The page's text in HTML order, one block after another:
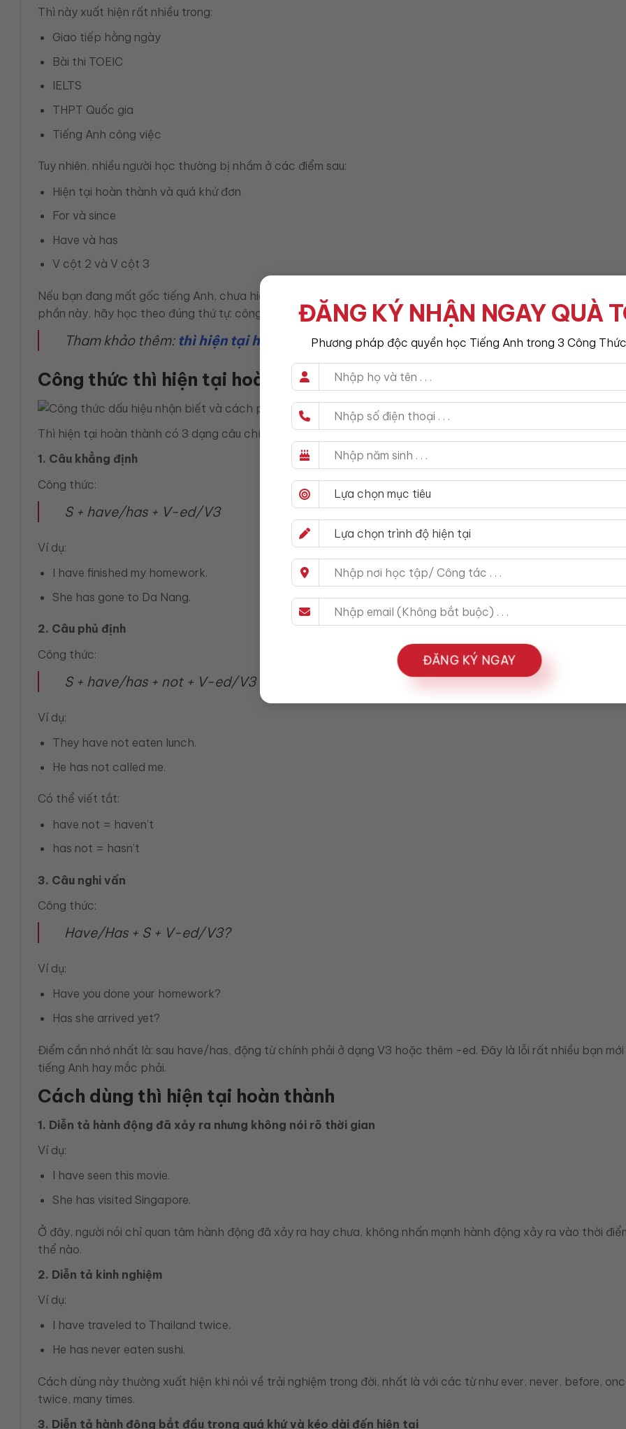
ĐĂNG KÝ NHẬN NGAY QUÀ
Phương pháp độc quyền học Tiếng Anh trong 3 Công
ĐĂNG KÝ NGAY
Thì này xuất hiện rất nhiều trong:
Giao tiếp hằng ngày
Bài thi TOEIC
IELTS
THPT Quốc gia
Tiếng Anh công việc
Tuy nhiên, nhiều người học thường bị nhầm ở các điểm sau:
Hiện tại hoàn thành và quá khứ đơn
For và since
Have và has
V cột 2 và V cột 3
Nếu bạn đang mất gốc tiếng Anh, chưa hiểu bản chất của thì hiện tại hoàn thành hoặc thường xuyên làm sai
phần này, hãy học theo đúng thứ tự: công thức, cách dùng, dấu hiệu, lỗi sai, sau đó mới luyện bài tập.
Tham khảo thêm: thì hiện tại hoàn thành
Công thức thì hiện tại hoàn thành
Thì hiện tại hoàn thành có 3 dạng câu chính: khẳng định, phủ định và nghi vấn.
1. Câu khẳng định
Công thức:
S + have/has + V-ed/V3
Ví dụ:
I have finished my homework.
She has gone to Da Nang.
2. Câu phủ định
Công thức:
S + have/has + not + V-ed/V3
Ví dụ:
They have not eaten lunch.
He has not called me.
Có thể viết tắt:
have not = haven’t
has not = hasn’t
3. Câu nghi vấn
Công thức:
Have/Has + S + V-ed/V3?
Ví dụ:
Have you done your homework?
Has she arrived yet?
Điểm cần nhớ nhất là: sau have/has, động từ chính phải ở dạng V3 hoặc thêm -ed. Đây là lỗi rất nhiều bạn
tiếng Anh hay mắc phải.
Cách dùng thì hiện tại hoàn thành
1. Diễn tả hành động đã xảy ra nhưng không nói rõ thời gian
Ví dụ:
I have seen this movie.
She has visited Singapore.
Ở đây, người nói chỉ quan tâm hành động đã xảy ra hay chưa, không nhấn mạnh hành động xảy ra vào thời
thể nào.
2. Diễn tả kinh nghiệm
Ví dụ:
I have traveled to Thailand twice.
He has never eaten sushi.
Cách dùng này thường xuất hiện khi nói về trải nghiệm trong đời, nhất là với các từ như ever, never, before,
twice, many times.
3. Diễn tả hành động bắt đầu trong quá khứ và kéo dài đến hiện tại